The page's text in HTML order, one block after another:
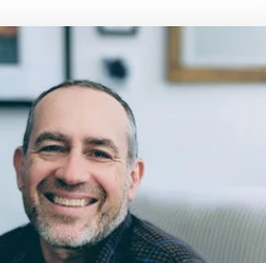
Théories du développement
Économie politique comparée
Élites économiques
Sociologie économique
Extractivisme
Classes sociales
Mouvements sociaux
Théories de l’État